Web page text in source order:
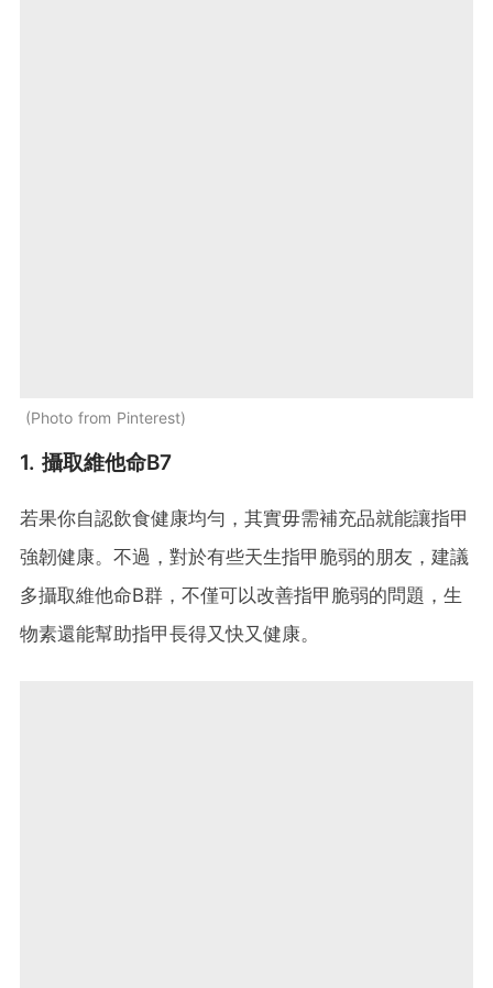
Photo from Pinterest
1. 攝取維他命B7
若果你自認飲食健康均勻，其實毋需補充品就能讓指甲
強韌健康。不過，對於有些天生指甲脆弱的朋友，建議
多攝取維他命B群，不僅可以改善指甲脆弱的問題，生
物素還能幫助指甲長得又快又健康。